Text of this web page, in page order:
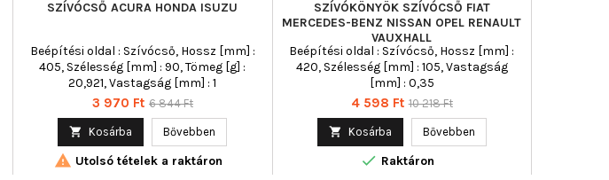
SZÍVÓCSŐ ACURA HONDA ISUZU
Beépítési oldal : Szívócső, Hossz [mm] :
405, Szélesség [mm] : 90, Tömeg [g] :
20,921, Vastagság [mm] : 1
Ár
3 970 Ft Normál
6 844 Ft
 Kosárba Bővebben
 Utolsó tételek a raktáron
SZÍVÓKÖNYÖK SZÍVÓCSŐ FIAT
MERCEDES-BENZ NISSAN OPEL RENAULT
VAUXHALL
Beépítési oldal : Szívócső, Hossz [mm] :
420, Szélesség [mm] : 105, Vastagság
[mm] : 0,35
Ár
4 598 Ft Normál
10 218 Ft
 Kosárba Bővebben
 Raktáron